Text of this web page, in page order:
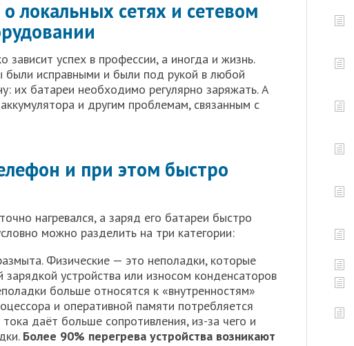
о локальных сетях и сетевом
успех в профессии, а иногда и жизнь.
исправными и были под рукой в любой
их батареи необходимо регулярно заряжать. А
и другим проблемам, связанным с
и при этом быстро
нагревался, а заряд его батареи быстро
можно разделить на три категории:
Физические — это неполадки, которые
устройства или износом конденсаторов
больше относятся к «внутренностям»
и оперативной памяти потребляется
даёт больше сопротивления, из-за чего и
Более 90% перегрева устройства возникают